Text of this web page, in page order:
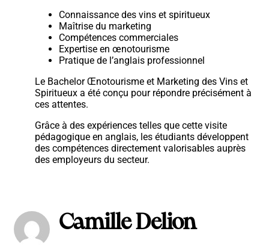
Connaissance des vins et spiritueux
Maîtrise du marketing
Compétences commerciales
Expertise en œnotourisme
Pratique de l’anglais professionnel
Le Bachelor Œnotourisme et Marketing des Vins et
Spiritueux a été conçu pour répondre précisément à
ces attentes.
Grâce à des expériences telles que cette visite
pédagogique en anglais, les étudiants développent
des compétences directement valorisables auprès
des employeurs du secteur.
Camille Delion